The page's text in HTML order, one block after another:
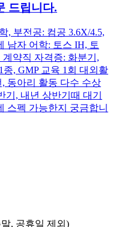
드립니다.
, 부전공: 컴공 3.6X/4.5,
남자 어학: 토스 IH, 토
계약직 자격증: 화분기,
, GMP 교육 1회 대외활
동아리 활동 다수 수상
기, 내년 상반기때 대기
스펙 가능한지 궁금합니
, 공휴일 제외)